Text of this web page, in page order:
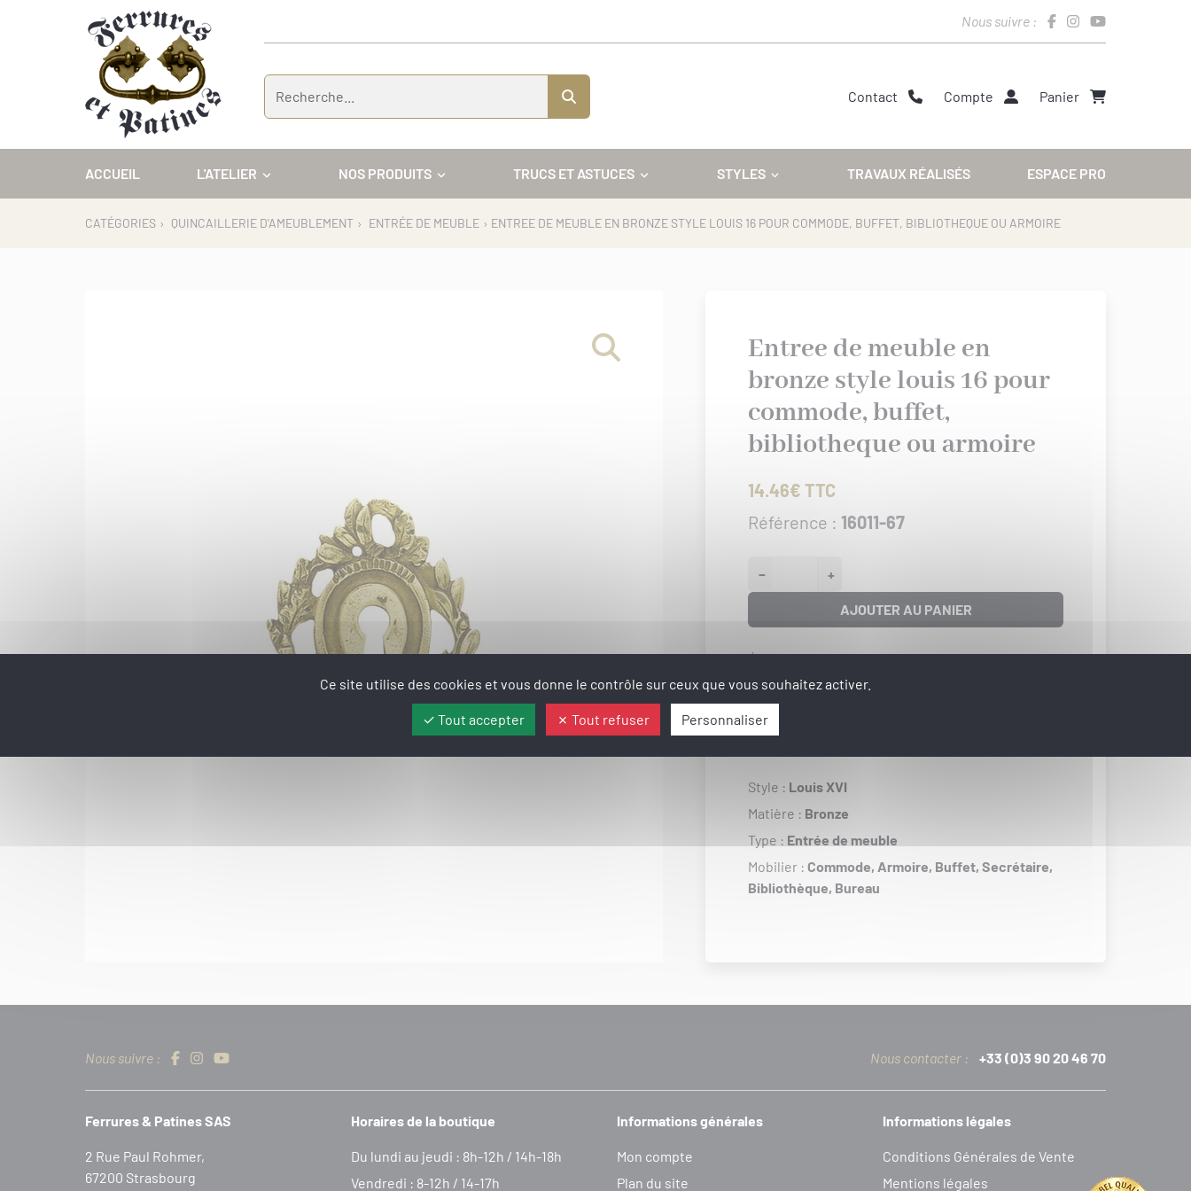
Nous suivre :
Contact Compte Panier
ACCUEIL L'ATELIER NOS PRODUITS TRUCS ET ASTUCES STYLES TRAVAUX RÉALISÉS ESPACE PRO
CATÉGORIES › QUINCAILLERIE D'AMEUBLEMENT › ENTRÉE DE MEUBLE › ENTREE DE MEUBLE EN BRONZE STYLE LOUIS 16 POUR COMMODE, BUFFET, BIBLIOTHEQUE OU ARMOIRE
Entree de meuble en
bronze style louis 16 pour
commode, buffet,
bibliotheque ou armoire
14.46€ TTC
Référence : 16011-67
− +
AJOUTER AU PANIER
État :Disponible
Poids :30 g
Hauteur :
Style : Louis XVI
Matière : Bronze
Type : Entrée de meuble
Mobilier : Commode, Armoire, Buffet, Secrétaire,
Bibliothèque, Bureau
Nous suivre : Nous contacter : +33 (0)3 90 20 46 70
Ferrures & Patines SAS
2 Rue Paul Rohmer,
67200 Strasbourg
Horaires de la boutique
Du lundi au jeudi : 8h-12h / 14h-18h
Vendredi : 8-12h / 14-17h
Informations générales
Mon compte
Plan du site
Informations légales
Conditions Générales de Vente
Mentions légales
Panneau de gestion des cookies
Ce site utilise des cookies et vous donne le contrôle sur ceux que vous souhaitez activer.
Tout accepter Tout refuser Personnaliser